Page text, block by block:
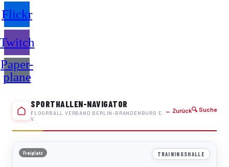
Flickr
Paper-
plane
SPORTHALLEN-NAVIGATOR
FLOORBALL VERBAND BERLIN-BRANDENBURG E.
V.
← Zurück🔍 Suche
TRAININGSHALLE
Freiplatz